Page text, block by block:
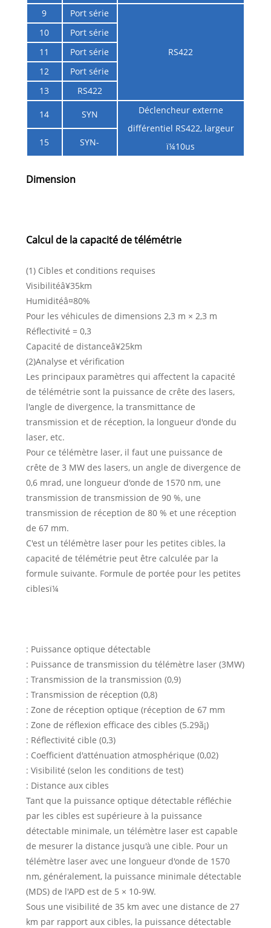
9
Port série
RS422
10
Port série
11
Port série
12
Port série
13
RS422
14 SYN
Déclencheur externe
différentiel RS422, largeur
ï¼10us
15 SYN-
Dimension
Calcul de la capacité de télémétrie
(1) Cibles et conditions requises
Visibilitéâ¥35km
Humiditéâ¤80%
Pour les véhicules de dimensions 2,3 m × 2,3 m
Réflectivité = 0,3
Capacité de distanceâ¥25km
(2)Analyse et vérification
Les principaux paramètres qui affectent la capacité
de télémétrie sont la puissance de crête des lasers,
l'angle de divergence, la transmittance de
transmission et de réception, la longueur d'onde du
laser, etc.
Pour ce télémètre laser, il faut une puissance de
crête de 3 MW des lasers, un angle de divergence de
0,6 mrad, une longueur d'onde de 1570 nm, une
transmission de transmission de 90 %, une
transmission de réception de 80 % et une réception
de 67 mm.
C'est un télémètre laser pour les petites cibles, la
capacité de télémétrie peut être calculée par la
formule suivante. Formule de portée pour les petites
ciblesï¼
: Puissance optique détectable
: Puissance de transmission du télémètre laser (3MW)
: Transmission de la transmission (0,9)
: Transmission de réception (0,8)
: Zone de réception optique (réception de 67 mm
: Zone de réflexion efficace des cibles (5.29ã¡)
: Réflectivité cible (0,3)
: Coefficient d'atténuation atmosphérique (0,02)
: Visibilité (selon les conditions de test)
: Distance aux cibles
Tant que la puissance optique détectable réfléchie
par les cibles est supérieure à la puissance
détectable minimale, un télémètre laser est capable
de mesurer la distance jusqu'à une cible. Pour un
télémètre laser avec une longueur d'onde de 1570
nm, généralement, la puissance minimale détectable
(MDS) de l'APD est de 5 × 10-9W.
Sous une visibilité de 35 km avec une distance de 27
km par rapport aux cibles, la puissance détectable